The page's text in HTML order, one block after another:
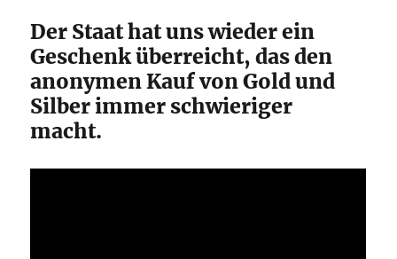
Der Staat hat uns wieder ein
Geschenk überreicht, das den
anonymen Kauf von Gold und
Silber immer schwieriger
macht.